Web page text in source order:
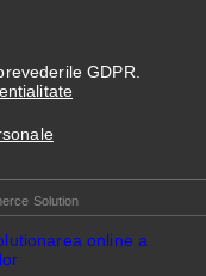
GDPR.
Solution